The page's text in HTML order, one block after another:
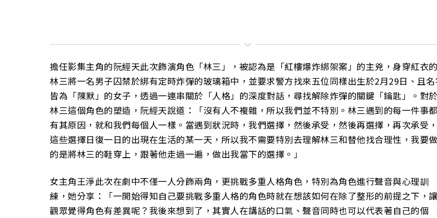
擔任影集主角的阮經天此次飾演角色「林三」，被認為是「紅樓爆炸綁架案」的主兇，身穿紅衣的
林三將一名男子囚禁於綁有定時炸彈的玻璃箱中，並要求警方找來五位同樣出生於2月29日、且名
皆為「陳默」的女子，透過一連串關於「人格」的深度對話，尋找解除炸彈的關鍵「鑰匙」。對於
林三這個角色的塑造，阮經天說道：「沒有人不複雜，所以我們並不特別。林三遇到的每一件事都
有其原因，就和我們每個人一樣。當遇到狀況時，我們選擇，然後承受，然後再選擇，再次承受，
這些選擇日復一日的出現在生活的某一天，所以我不需要特別去理解林三和替他找合理性，我要做
的是將林三的鞋穿上，跟著他走過一遍，做出我當下的選擇。」
女主角王淨此次在劇中不僅一人分飾兩角，更挑戰多重人格角色，特別為角色進行聲音與心理訓
練，她分享：「一開始得知自己要挑戰多重人格的角色時就在想該如何在除了整形的前提之下，讓
觀眾覺得角色有差異呢？我後來想到了，其實人在講話的口氣、聲音同時也可以代表著自己的個